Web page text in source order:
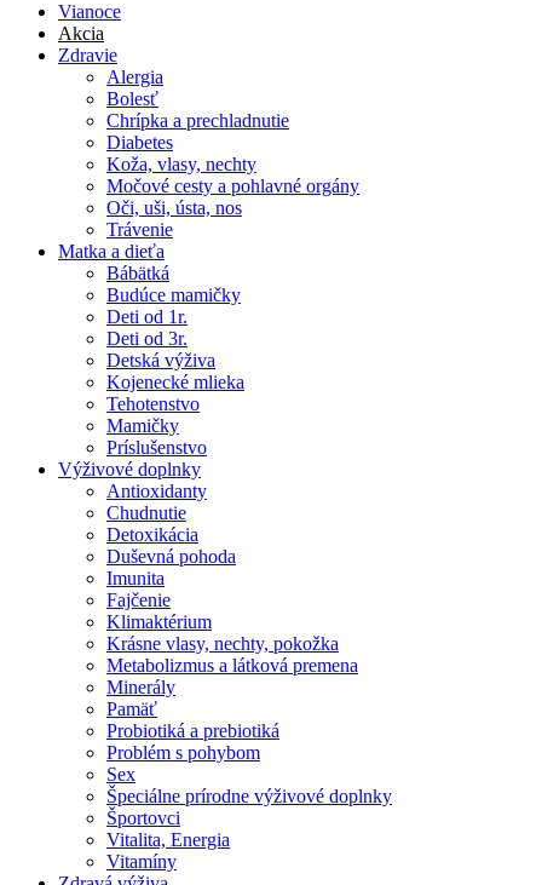
Vianoce
Akcia
Zdravie
Alergia
Bolesť
Chrípka a prechladnutie
Diabetes
Koža, vlasy, nechty
Močové cesty a pohlavné orgány
Oči, uši, ústa, nos
Trávenie
Matka a dieťa
Bábätká
Budúce mamičky
Deti od 1r.
Deti od 3r.
Detská výživa
Kojenecké mlieka
Tehotenstvo
Mamičky
Príslušenstvo
Výživové doplnky
Antioxidanty
Chudnutie
Detoxikácia
Duševná pohoda
Imunita
Fajčenie
Klimaktérium
Krásne vlasy, nechty, pokožka
Metabolizmus a látková premena
Minerály
Pamäť
Probiotiká a prebiotiká
Problém s pohybom
Sex
Špeciálne prírodne výživové doplnky
Športovci
Vitalita, Energia
Vitamíny